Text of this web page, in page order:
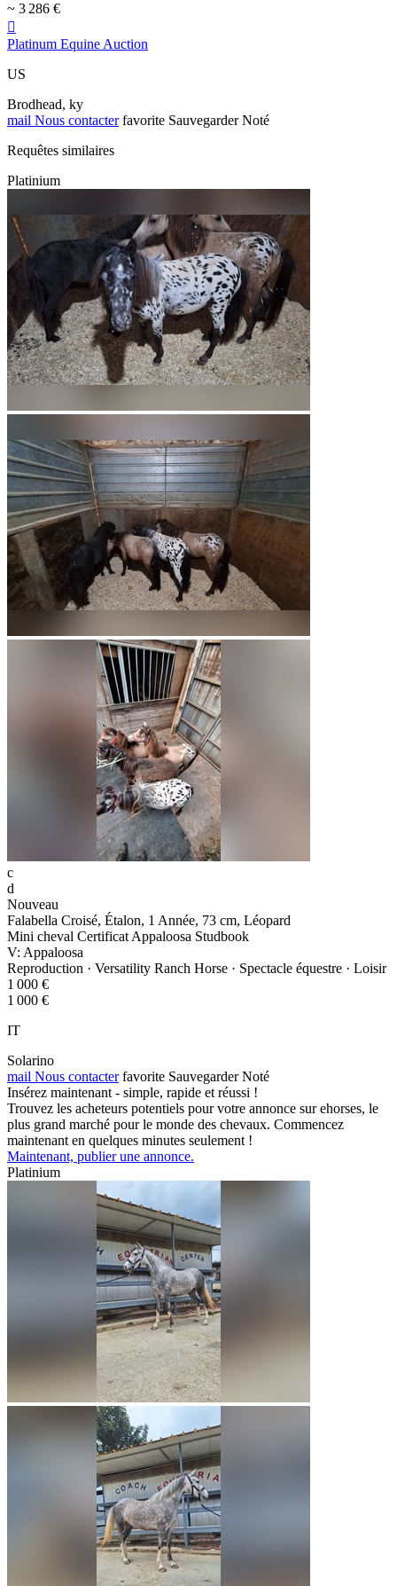
~ 3 286 €

Platinum Equine Auction
US
Brodhead, ky
mail Nous contacter favorite Sauvegarder Noté
Requêtes similaires
Platinium
c
d
Nouveau
Falabella Croisé, Étalon, 1 Année, 73 cm, Léopard
Mini cheval Certificat Appaloosa Studbook
V: Appaloosa
Reproduction · Versatility Ranch Horse · Spectacle équestre · Loisir
1 000 €
1 000 €
IT
Solarino
mail Nous contacter favorite Sauvegarder Noté
Insérez maintenant - simple, rapide et réussi !
Trouvez les acheteurs potentiels pour votre annonce sur ehorses, le
plus grand marché pour le monde des chevaux. Commencez
maintenant en quelques minutes seulement !
Maintenant, publier une annonce.
Platinium